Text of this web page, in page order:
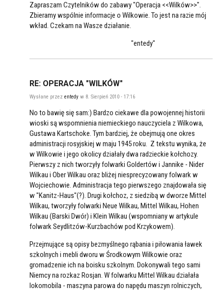
Zapraszam Czytelników do zabawy "Operacja <<Wilków>>".
Zbieramy wspólnie informacje o Wilkowie. To jest na razie mój
wkład. Czekam na Wasze działanie.
"entedy"
RE: OPERACJA "WILKÓW"
Wysłane przez entedy w 8. Sierpień 2010 - 17:16
No to bawię się sam:) Bardzo ciekawe dla powojennej historii
wioski są wspomnienia niemieckiego nauczyciela z Wilkowa,
Gustawa Kartschoke. Tym bardziej, że obejmują one okres
administracji rosyjskiej w maju 1945 roku. Z tekstu wynika, że
w Wilkowie i jego okolicy działały dwa radzieckie kołchozy.
Pierwszy z nich tworzyły folwarki Goldertów i Jannike - Nider
Wilkau i Ober Wilkau oraz bliżej niesprecyzowany folwark w
Wojciechowie. Administracja tego pierwszego znajdowała się
w "Kanitz-Haus"(?). Drugi kołchoz, z siedzibą w dworze Mittel
Wilkau, tworzyły folwarki Neue Wilkau, Mittel Wilkau, Hohen
Wilkau (Barski Dwór) i Klein Wilkau (wspomniany w artykule
folwark Seydlitzów-Kurzbachów pod Krzykowem).
Przejmujące są opisy bezmyślnego rąbania i piłowania ławek
szkolnych i mebli dworu w Środkowym Wilkowie oraz
gromadzenie ich na boisku szkolnym. Dokonywali tego sami
Niemcy na rozkaz Rosjan. W folwarku Mittel Wilkau działała
lokomobila - maszyna parowa do napędu maszyn rolniczych,